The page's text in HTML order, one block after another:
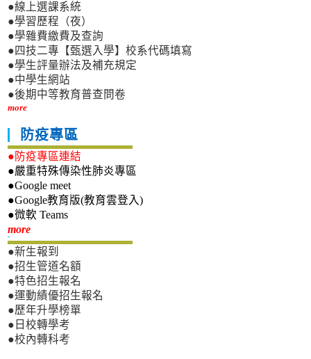
●線上選課系統
●學習歷程（夜）
●學雜費繳費及查詢
●四技二專【甄選入學】校系代碼填寫
●學生評量辦法及補充規定
●中學生網站
●後期中等教育普查問卷
more
防疫專區
●防疫專區連結
●嚴重特殊傳染性肺炎專區
●Google meet
●Google教育版(教育雲登入)
●微軟 Teams
more新生專區
●新生報到
●招生管道名額
●特色招生報名
●運動績優招生報名
●歷年升學榜單
●日校轉學考
●校內轉科考